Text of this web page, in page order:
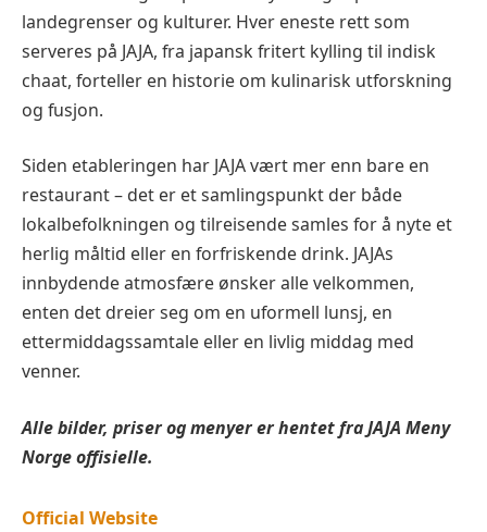
landegrenser og kulturer. Hver eneste rett som
serveres på JAJA, fra japansk fritert kylling til indisk
chaat, forteller en historie om kulinarisk utforskning
og fusjon.
Siden etableringen har JAJA vært mer enn bare en
restaurant – det er et samlingspunkt der både
lokalbefolkningen og tilreisende samles for å nyte et
herlig måltid eller en forfriskende drink. JAJAs
innbydende atmosfære ønsker alle velkommen,
enten det dreier seg om en uformell lunsj, en
ettermiddagssamtale eller en livlig middag med
venner.
Alle bilder, priser og menyer er hentet fraJAJA Meny
Norge offisielle.
Official Website